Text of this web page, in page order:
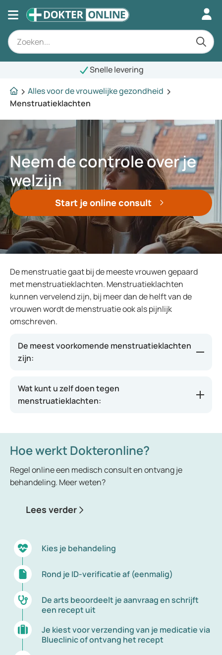
Snelle levering
Alles voor de vrouwelijke gezondheid
Menstruatieklachten
Neem de controle over je
welzijn
Start je online consult
De menstruatie gaat bij de meeste vrouwen gepaard
met menstruatieklachten. Menstruatieklachten
kunnen vervelend zijn, bij meer dan de helft van de
vrouwen wordt de menstruatie ook als pijnlijk
omschreven.
De meest voorkomende menstruatieklachten
zijn:
vermoeidheid, pijnlijke borsten, een opgeblazen
gevoel en gewichtstoename.
en soms misselijkheid en braken.
De menstruatieklachten worden het hevigst
ervaren tussen het 14e en 18e levensjaar. Een
oplossing tegen menstruatieklachten is de
verminderen, waardoor u een stuk gemakkelijker
door de periode heen komt.
Wat kunt u zelf doen tegen
menstruatieklachten:
Hoe werkt Dokteronline?
Regel online een medisch consult en ontvang je
behandeling. Meer weten?
Lees verder
Kies je behandeling
Rond je ID-verificatie af (eenmalig)
De arts beoordeelt je aanvraag en schrijft
een recept uit
Je kiest voor verzending van je medicatie via
Blueclinic of ontvang het recept